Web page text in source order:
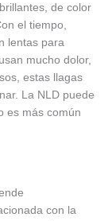
de color
el tiempo,
lentas para
mucho dolor,
estas llagas
La NLD puede
es más común
con la